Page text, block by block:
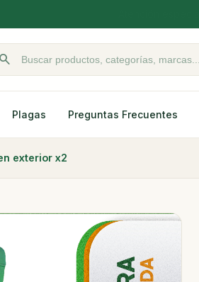
productos
search
Plagas Preguntas Frecuentes
exterior x2